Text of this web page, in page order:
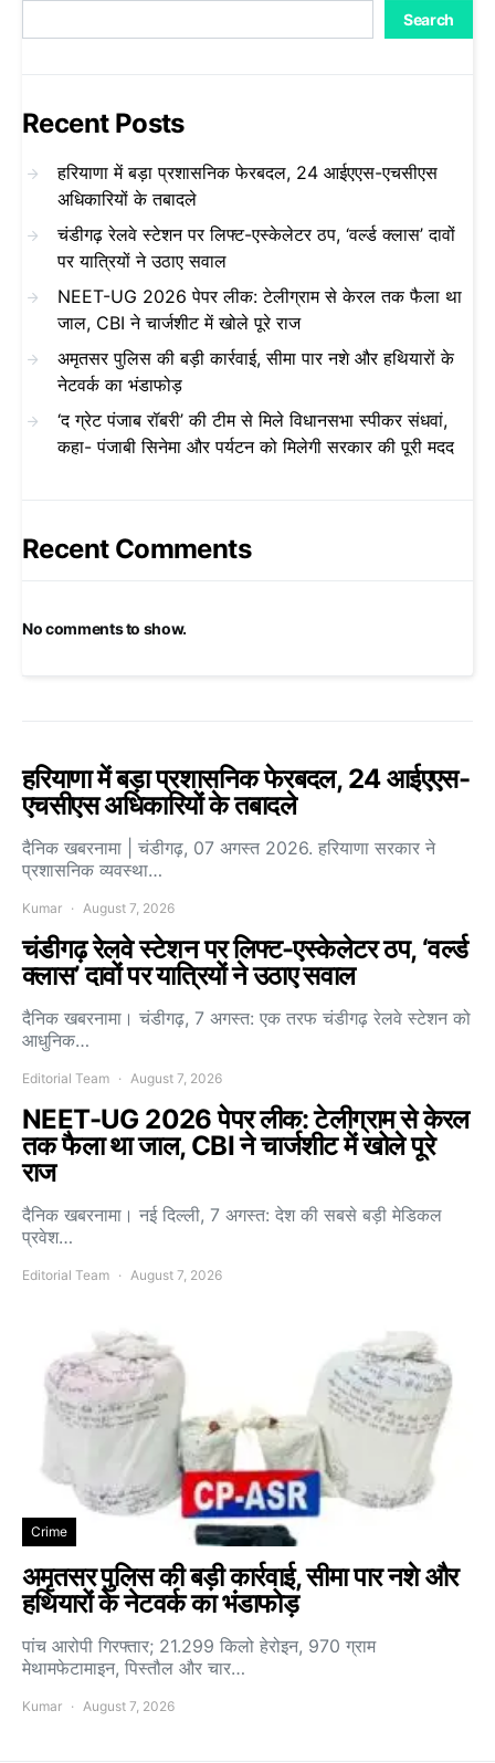
Search
Recent Posts
हरियाणा में बड़ा प्रशासनिक फेरबदल, 24 आईएएस-एचसीएस
अधिकारियों के तबादले
चंडीगढ़ रेलवे स्टेशन पर लिफ्ट-एस्केलेटर ठप, ‘वर्ल्ड क्लास’ दावों
पर यात्रियों ने उठाए सवाल
NEET-UG 2026 पेपर लीक: टेलीग्राम से केरल तक फैला था
जाल, CBI ने चार्जशीट में खोले पूरे राज
अमृतसर पुलिस की बड़ी कार्रवाई, सीमा पार नशे और हथियारों के
नेटवर्क का भंडाफोड़
‘द ग्रेट पंजाब रॉबरी’ की टीम से मिले विधानसभा स्पीकर संधवां,
कहा- पंजाबी सिनेमा और पर्यटन को मिलेगी सरकार की पूरी मदद
Recent Comments
No comments to show.
हरियाणा में बड़ा प्रशासनिक फेरबदल, 24 आईएएस-
एचसीएस अधिकारियों के तबादले
दैनिक खबरनामा | चंडीगढ़, 07 अगस्त 2026. हरियाणा सरकार ने
प्रशासनिक व्यवस्था…
Kumar August 7, 2026
चंडीगढ़ रेलवे स्टेशन पर लिफ्ट-एस्केलेटर ठप, ‘वर्ल्ड
क्लास’ दावों पर यात्रियों ने उठाए सवाल
दैनिक खबरनामा। चंडीगढ़, 7 अगस्त: एक तरफ चंडीगढ़ रेलवे स्टेशन को
आधुनिक…
Editorial Team August 7, 2026
NEET-UG 2026 पेपर लीक: टेलीग्राम से केरल
तक फैला था जाल, CBI ने चार्जशीट में खोले पूरे
राज
दैनिक खबरनामा। नई दिल्ली, 7 अगस्त: देश की सबसे बड़ी मेडिकल
प्रवेश…
Editorial Team August 7, 2026
Crime
अमृतसर पुलिस की बड़ी कार्रवाई, सीमा पार नशे और
हथियारों के नेटवर्क का भंडाफोड़
पांच आरोपी गिरफ्तार; 21.299 किलो हेरोइन, 970 ग्राम
मेथामफेटामाइन, पिस्तौल और चार…
Kumar August 7, 2026